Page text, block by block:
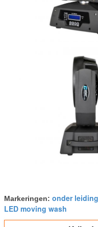
Markeringen: onder
LED moving wash